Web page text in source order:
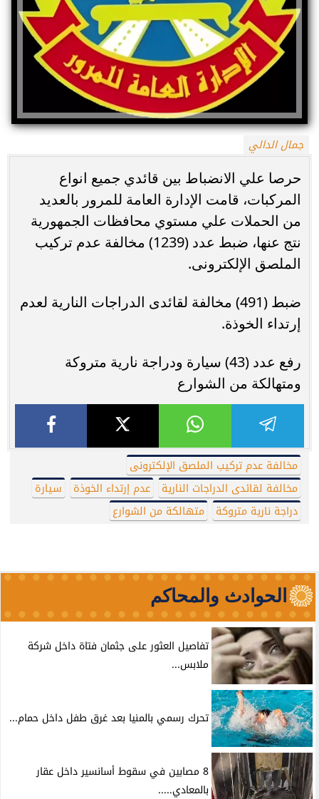
جمال الدالي
حرصا علي الانضباط بين قائدي جميع انواع
المركبات، قامت الإدارة العامة للمرور بالعديد
من الحملات علي مستوي محافظات الجمهورية
نتج عنها، ضبط عدد (1239) مخالفة عدم تركيب
الملصق الإلكترونى.
ضبط (491) مخالفة لقائدى الدراجات النارية لعدم
إرتداء الخوذة.
رفع عدد (43) سيارة ودراجة نارية متروكة
ومتهالكة من الشوارع
مخالفة عدم تركيب الملصق الإلكترونى
مخالفة لقائدى الدراجات النارية
عدم إرتداء الخوذة
سيارة
دراجة نارية متروكة
متهالكة من الشوارع
الحوادث والمحاكم
تفاصيل العثور على جثمان فتاة داخل شركة
ملابس...
تحرك رسمي بالمنيا بعد غرق طفل داخل حمام...
8 مصابين في سقوط أسانسير داخل عقار
بالمعادي.....